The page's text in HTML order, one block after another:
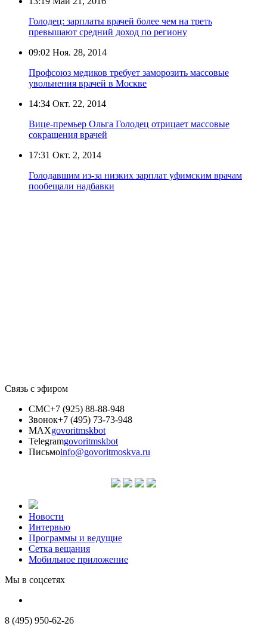
Голодец: зарплаты врачей более чем на треть
превышают средний доход по региону
09:02 Ноя. 28, 2014
Профсоюз медиков требует заморозить массовые
увольнения врачей в Москве
14:34 Окт. 22, 2014
Вице-премьер Ольга Голодец отрицает массовые
сокращения врачей
17:31 Окт. 2, 2014
Голодавшим из-за низких зарплат уфимским врачам
пообещали надбавки
Связь с эфиром
СМС+7 (925) 88-88-948
Звонок+7 (495) 73-73-948
MAXgovoritmskbot
Telegramgovoritmskbot
Письмоinfo@govoritmoskva.ru
Новости
Интервью
Программы и ведущие
Сетка вещания
Мобильное приложение
Мы в соцсетях
8 (495) 950-62-26